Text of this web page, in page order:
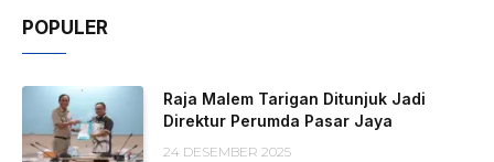
POPULER
Raja Malem Tarigan Ditunjuk Jadi
Direktur Perumda Pasar Jaya
24 DESEMBER 2025